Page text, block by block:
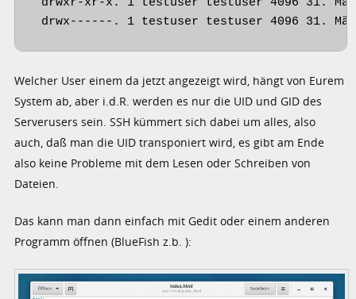
drwx------. 1 testuser testuser 4096 31.
Welcher User einem da jetzt angezeigt wird, hängt von Eurem
System ab, aber i.d.R. werden es nur die UID und GID des
Serverusers sein. SSH kümmert sich dabei um alles, also
auch, daß man die UID transponiert wird, es gibt am Ende
also keine Probleme mit dem Lesen oder Schreiben von
Dateien.
Das kann man dann einfach mit Gedit oder einem anderen
Programm öffnen (BlueFish z.b. ):